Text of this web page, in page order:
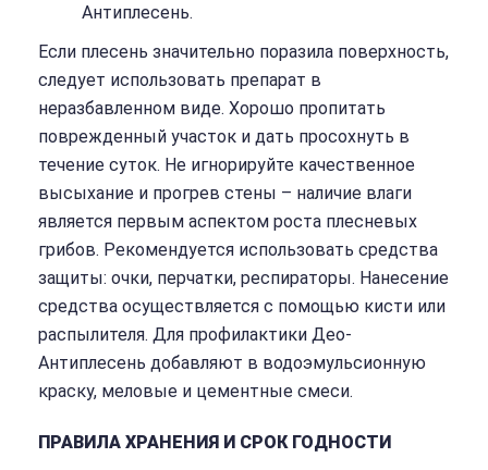
Антиплесень.
Если плесень значительно поразила поверхность,
следует использовать препарат в
неразбавленном виде. Хорошо пропитать
поврежденный участок и дать просохнуть в
течение суток. Не игнорируйте качественное
высыхание и прогрев стены – наличие влаги
является первым аспектом роста плесневых
грибов. Рекомендуется использовать средства
защиты: очки, перчатки, респираторы. Нанесение
средства осуществляется с помощью кисти или
распылителя. Для профилактики Део-
Антиплесень добавляют в водоэмульсионную
краску, меловые и цементные смеси.
ПРАВИЛА ХРАНЕНИЯ И СРОК ГОДНОСТИ